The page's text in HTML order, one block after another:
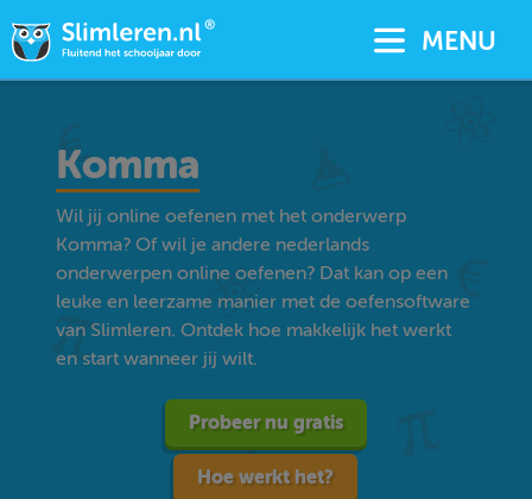
MENU
Komma
Wil jij online oefenen met het onderwerp
Komma? Of wil je andere nederlands
onderwerpen online oefenen? Dat kan op een
leuke en leerzame manier met de oefensoftware
van Slimleren. Ontdek hoe makkelijk het werkt
en start wanneer jij wilt.
Probeer nu gratis
Hoe werkt het?